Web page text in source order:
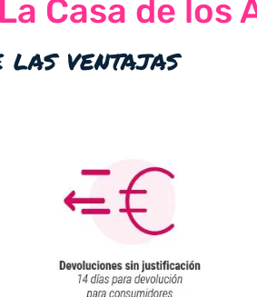
Casa de los
las ventajas